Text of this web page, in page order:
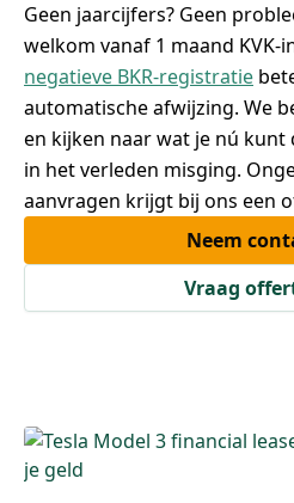
Geen jaarcijfers? Geen
welkom vanaf 1 maand KVK-
negatieve BKR-registratie
automatische afwijzing. We
en kijken naar wat je nú
in het verleden misging.
aanvragen krijgt bij ons een
Neem
Vraag